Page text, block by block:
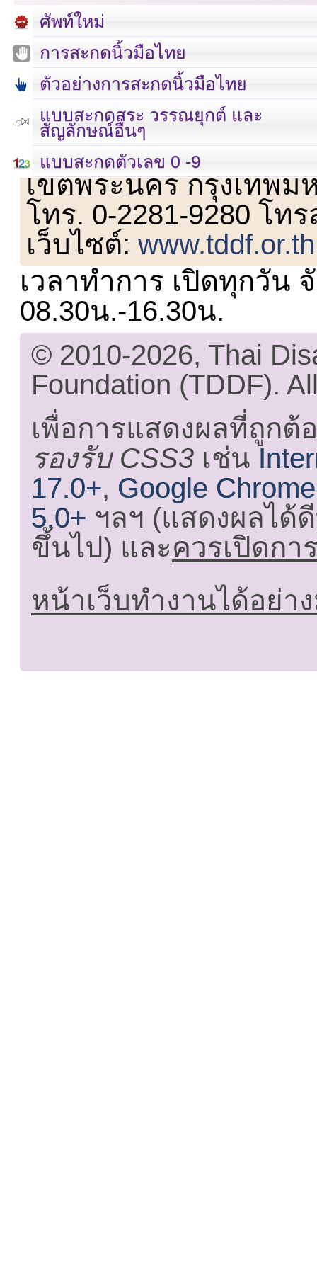
ศัพท์ใหม่
การสะกดนิ้วมือไทย
ตัวอย่างการสะกดนิ้วมือไทย
แบบสะกดสระ วรรณยุกต์ และ
สัญลักษณ์อื่นๆ
แบบสะกดตัวเลข 0 -9
เลขที่ 23 ชั้น 2 ถนนวิ
เขตพระนคร กรุงเทพม
โทร. 0-2281-9280 โท
เว็บไซต์:www.tddf.or.th
เวลาทำการ เปิดทุกวัน
08.30น.-16.30น.
© 2010-2026, Thai
Foundation (TDDF).
เพื่อการแสดงผลที่ถูกต้
รองรับ CSS3 เช่น
17.0+, Google
5.0+ ฯลฯ (แสดงผลได้
ขึ้นไป) และควรเปิดกา
หน้าเว็บทำงานได้อย่า